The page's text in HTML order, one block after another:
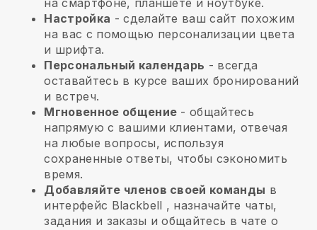
на смартфоне, планшете и ноутбуке.
Настройка - сделайте ваш сайт похожим
на вас с помощью персонализации цвета
и шрифта.
Персональный календарь - всегда
оставайтесь в курсе ваших бронирований
и встреч.
Мгновенное общение - общайтесь
напрямую с вашими клиентами, отвечая
на любые вопросы, используя
сохраненные ответы, чтобы сэкономить
время.
Добавляйте членов своей команды в
интерфейс Blackbell , назначайте чаты,
задания и заказы и общайтесь в чате о